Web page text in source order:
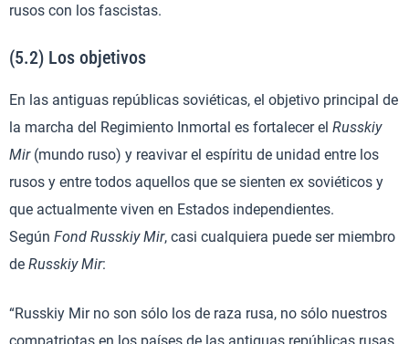
rusos con los fascistas.
(5.2) Los objetivos
En las antiguas repúblicas soviéticas, el objetivo principal de
la marcha del Regimiento Inmortal es fortalecer el Russkiy
Mir (mundo ruso) y reavivar el espíritu de unidad entre los
rusos y entre todos aquellos que se sienten ex soviéticos y
que actualmente viven en Estados independientes.
Según Fond Russkiy Mir, casi cualquiera puede ser miembro
de Russkiy Mir:
“Russkiy Mir no son sólo los de raza rusa, no sólo nuestros